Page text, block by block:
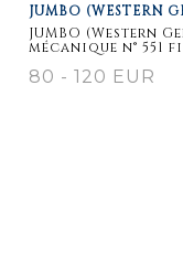
JUMBO (WESTERN
JUMBO (Western
mécanique n° 551
80 - 120 EUR